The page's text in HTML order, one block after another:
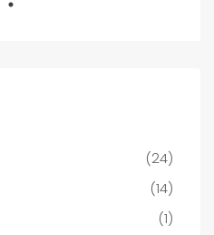
(24)
(14)
(1)